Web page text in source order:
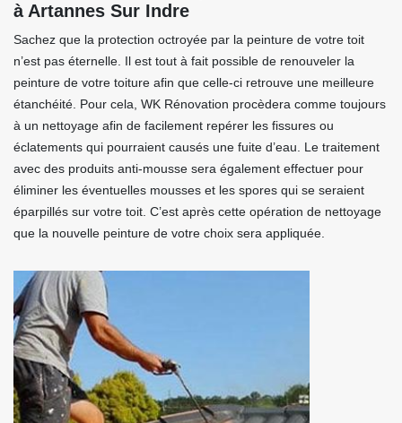
à Artannes Sur Indre
Sachez que la protection octroyée par la peinture de votre toit
n’est pas éternelle. Il est tout à fait possible de renouveler la
peinture de votre toiture afin que celle-ci retrouve une meilleure
étanchéité. Pour cela, WK Rénovation procèdera comme toujours
à un nettoyage afin de facilement repérer les fissures ou
éclatements qui pourraient causés une fuite d’eau. Le traitement
avec des produits anti-mousse sera également effectuer pour
éliminer les éventuelles mousses et les spores qui se seraient
éparpillés sur votre toit. C’est après cette opération de nettoyage
que la nouvelle peinture de votre choix sera appliquée.